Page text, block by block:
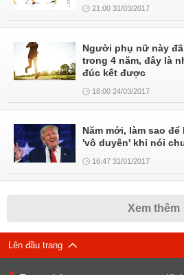
21:00 31/03/2017
Người phụ nữ này
trong 4 năm, đây là
đúc kết được
18:00 24/03/2017
Năm mới, làm sao
'vô duyên' khi nói
16:47 31/01/2017
Xem thêm
Lên đầu trang